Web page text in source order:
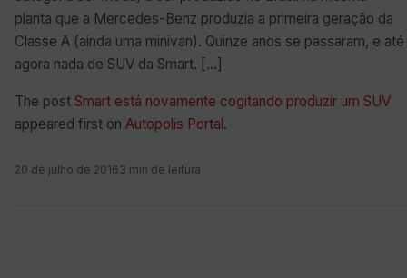
planta que a Mercedes-Benz produzia a primeira geração da
Classe A (ainda uma minivan). Quinze anos se passaram, e até
agora nada de SUV da Smart. […]
The post Smart está novamente cogitando produzir um SUV
appeared first on Autopolis Portal.
20 de julho de 20163 min de leitura